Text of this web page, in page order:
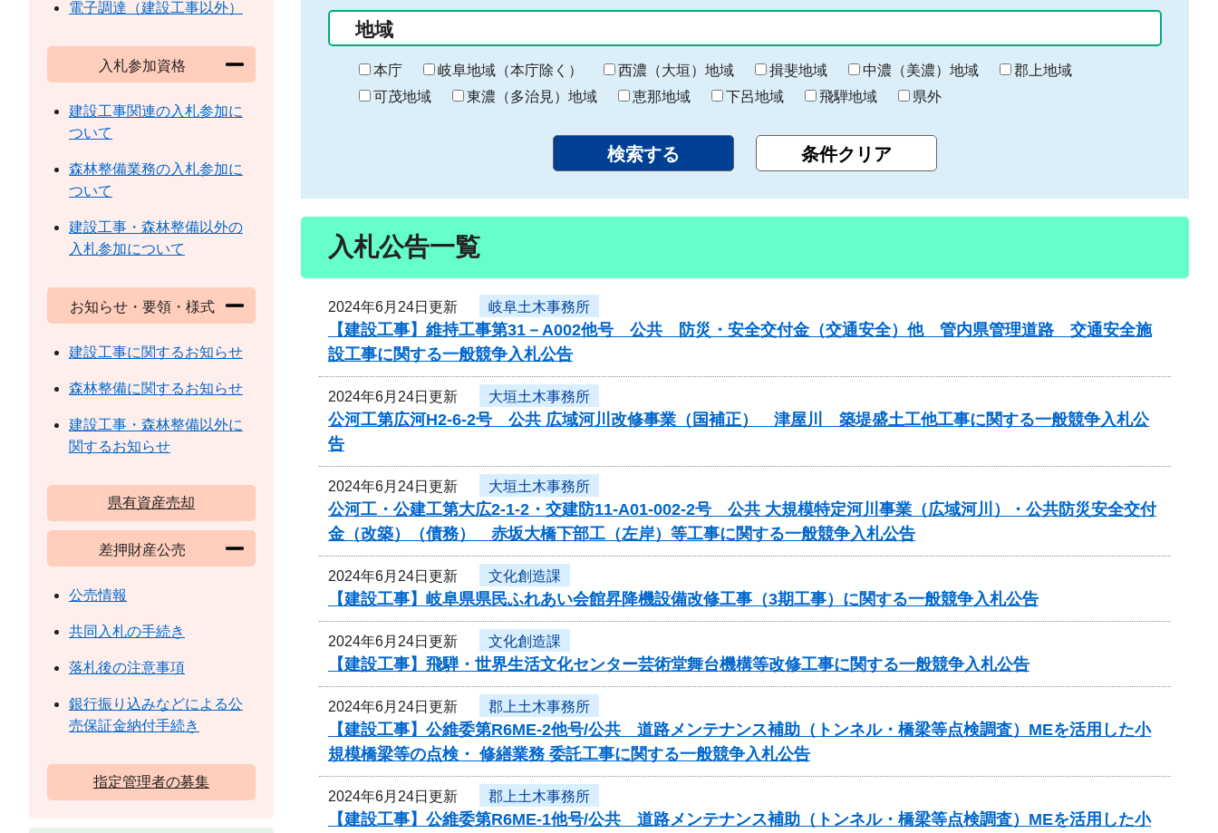
の
始
ま
り
終
わ
り
地域
本庁 岐阜地域（本庁除く） 西濃（大垣）地域 揖斐地域 中濃（美濃）地域
郡上地域
可茂地域
東濃（多治見）地域 恵那地域 下呂地域 飛騨地域 県外
入札公告一覧
2024年6月24日更新 岐阜土木事務所
【建設工事】維持工事第31－A002他号 公共 防災・安全交付金（交通安全）他 管内県管理道路 交通安全施
設工事に関する一般競争入札公告
2024年6月24日更新 大垣土木事務所
公河工第広河H2-6-2号 公共 広域河川改修事業（国補正） 津屋川 築堤盛土工他工事に関する一般競争入札公
告
2024年6月24日更新 大垣土木事務所
公河工・公建工第大広2-1-2・交建防11-A01-002-2号 公共 大規模特定河川事業（広域河川）・公共防災安全交付
金（改築）（債務） 赤坂大橋下部工（左岸）等工事に関する一般競争入札公告
2024年6月24日更新 文化創造課
【建設工事】岐阜県県民ふれあい会館昇降機設備改修工事（3期工事）に関する一般競争入札公告
2024年6月24日更新 文化創造課
【建設工事】飛騨・世界生活文化センター芸術堂舞台機構等改修工事に関する一般競争入札公告
2024年6月24日更新 郡上土木事務所
【建設工事】公維委第R6ME-2他号/公共 道路メンテナンス補助（トンネル・橋梁等点検調査）MEを活用した小
規模橋梁等の点検・ 修繕業務 委託工事に関する一般競争入札公告
2024年6月24日更新 郡上土木事務所
【建設工事】公維委第R6ME-1他号/公共 道路メンテナンス補助（トンネル・橋梁等点検調査）MEを活用した小
電子調達（建設工事以外）
入札参加資格
建設工事関連の入札参加に
ついて
森林整備業務の入札参加に
ついて
建設工事・森林整備以外の
入札参加について
お知らせ・要領・様式
建設工事に関するお知らせ
森林整備に関するお知らせ
建設工事・森林整備以外に
関するお知らせ
県有資産売却
差押財産公売
公売情報
共同入札の手続き
落札後の注意事項
銀行振り込みなどによる公
売保証金納付手続き
指定管理者の募集